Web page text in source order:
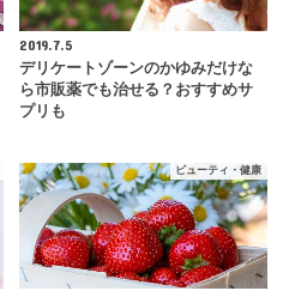
2019.7.5
デリケートゾーンのかゆみだけな
ら市販薬でも治せる？おすすめサ
プリも
ビューティ・健康